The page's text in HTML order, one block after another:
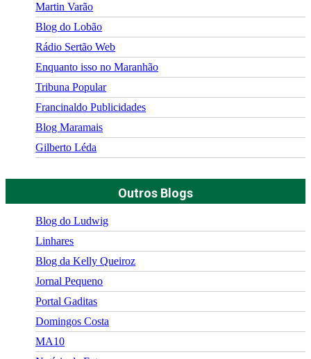
Martin Varão
Blog do Lobão
Rádio Sertão Web
Enquanto isso no Maranhão
Tribuna Popular
Francinaldo Publicidades
Blog Maramais
Gilberto Léda
Outros Blogs
Blog do Ludwig
Linhares
Blog da Kelly Queiroz
Jornal Pequeno
Portal Gaditas
Domingos Costa
MA10